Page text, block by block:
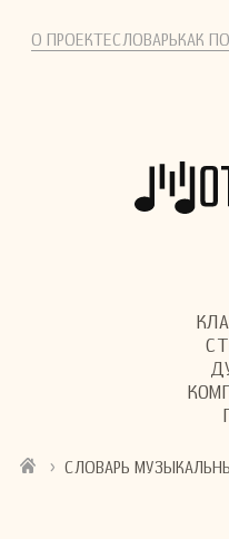
О ПРОЕКТЕСЛОВАРЬКАК
› СЛОВАРЬ